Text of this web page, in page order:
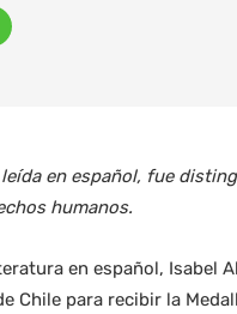
en español, fue
humanos.
en español, Isabel
Chile para recibir la